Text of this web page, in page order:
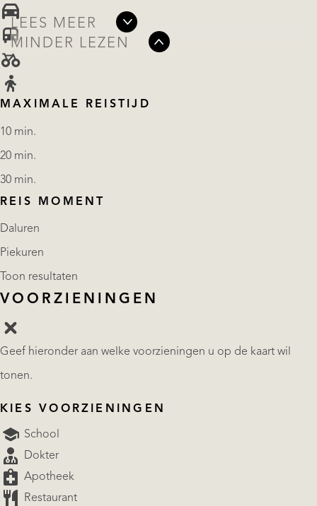
LEES MEER
MINDER LEZEN
MAXIMALE REISTIJD
10 min.
20 min.
30 min.
REIS MOMENT
Daluren
Piekuren
Toon resultaten
VOORZIENINGEN
Geef hieronder aan welke voorzieningen u op de kaart wil
tonen.
KIES VOORZIENINGEN
School
Dokter
Apotheek
Restaurant